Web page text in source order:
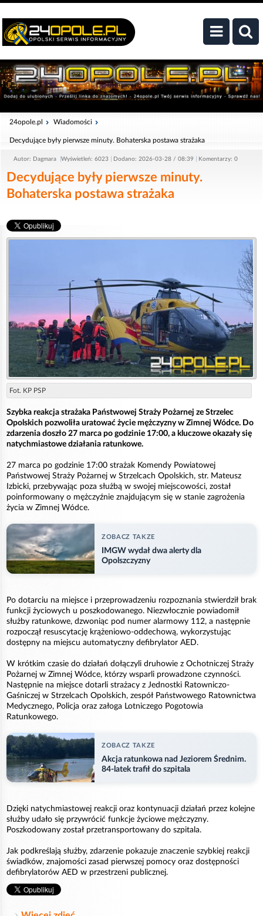
24opole.pl Wiadomości
Decydujące były pierwsze minuty. Bohaterska postawa strażaka
Autor: Dagmara Wyświetleń: 6023 Dodano: 2026-03-28 / 08:39 Komentarzy: 0
Decydujące były pierwsze minuty.
Bohaterska postawa strażaka
Fot. KP PSP
Szybka reakcja strażaka Państwowej Straży Pożarnej ze Strzelec
Opolskich pozwoliła uratować życie mężczyzny w Zimnej Wódce. Do
zdarzenia doszło 27 marca po godzinie 17:00, a kluczowe okazały się
natychmiastowe działania ratunkowe.
27 marca po godzinie 17:00 strażak Komendy Powiatowej
Państwowej Straży Pożarnej w Strzelcach Opolskich, str. Mateusz
Izbicki, przebywając poza służbą w swojej miejscowości, został
poinformowany o mężczyźnie znajdującym się w stanie zagrożenia
życia w Zimnej Wódce.
ZOBACZ TAKZE
IMGW wydał dwa alerty dla
Opolszczyzny
Po dotarciu na miejsce i przeprowadzeniu rozpoznania stwierdził brak
funkcji życiowych u poszkodowanego. Niezwłocznie powiadomił
służby ratunkowe, dzwoniąc pod numer alarmowy 112, a następnie
rozpoczął resuscytację krążeniowo-oddechową, wykorzystując
dostępny na miejscu automatyczny defibrylator AED.
W krótkim czasie do działań dołączyli druhowie z Ochotniczej Straży
Pożarnej w Zimnej Wódce, którzy wsparli prowadzone czynności.
Następnie na miejsce dotarli strażacy z Jednostki Ratowniczo-
Gaśniczej w Strzelcach Opolskich, zespół Państwowego Ratownictwa
Medycznego, Policja oraz załoga Lotniczego Pogotowia
Ratunkowego.
ZOBACZ TAKZE
Akcja ratunkowa nad Jeziorem Średnim.
84-latek trafił do szpitala
Dzięki natychmiastowej reakcji oraz kontynuacji działań przez kolejne
służby udało się przywrócić funkcje życiowe mężczyzny.
Poszkodowany został przetransportowany do szpitala.
Jak podkreślają służby, zdarzenie pokazuje znaczenie szybkiej reakcji
świadków, znajomości zasad pierwszej pomocy oraz dostępności
defibrylatorów AED w przestrzeni publicznej.